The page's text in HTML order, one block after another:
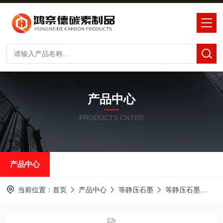
产品中心
PRODUCTS CNTER
产品中心
当前位置： 首页 产品中心 等静压石墨 等静压石墨